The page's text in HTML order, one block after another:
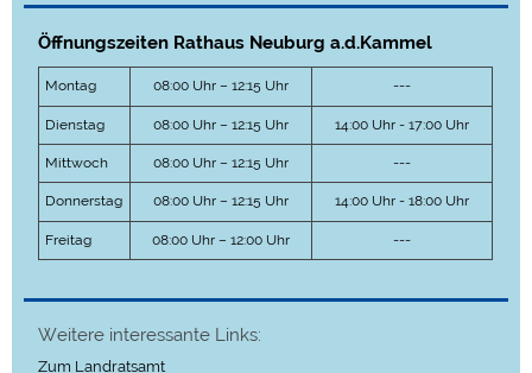
Öffnungszeiten Rathaus Neuburg a.d.Kammel
Montag 08:00 Uhr – 12:15 Uhr ---
Dienstag 08:00 Uhr – 12:15 Uhr 14:00 Uhr - 17:00 Uhr
Mittwoch 08:00 Uhr – 12:15 Uhr ---
Donnerstag 08:00 Uhr – 12:15 Uhr 14:00 Uhr - 18:00 Uhr
Freitag 08:00 Uhr – 12:00 Uhr ---
Weitere interessante Links:
Zum Landratsamt